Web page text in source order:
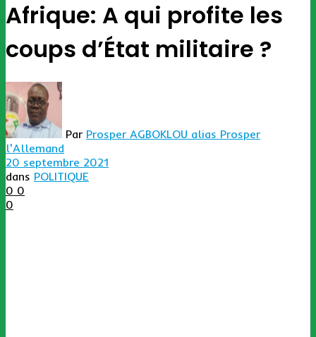
Afrique: A qui profite les
coups d’État militaire ?
Par Prosper AGBOKLOU alias Prosper
l'Allemand
20 septembre 2021
dans POLITIQUE
0 0
0